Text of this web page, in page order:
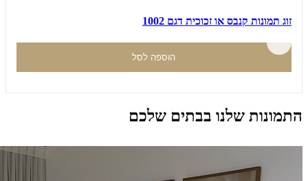
זוג תמונות קנבס או זכוכית דגם 1002
הוספה לסל
התמונות שלנו בבתים שלכם